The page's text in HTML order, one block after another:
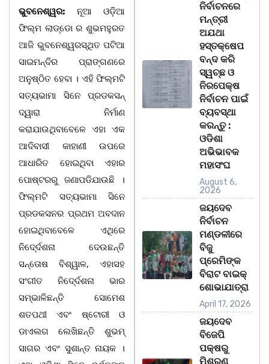
ଭୁବନେଶ୍ୱର: ନୂଆ ଓଡ଼ିଆ
ଫିଲ୍ମ ଲାଡ୍ଡୋ ର ଶୁଭମହୁରତ
ଆଜି ଭୁବନେଶ୍ୱରସ୍ଥିତ ପଟିଆ
ସାଇମନ୍ଦିର ପ୍ରାଙ୍ଗଣରେ
ଅନୁଷ୍ଠିତ ହେବା । ଏହି ଫିଲ୍ମଟି
ସତ୍ୟଭାମା ସିନେ ପ୍ରଡକସନ୍
ଦ୍ୱାରା ନିର୍ମାଣ
କରାଯାଉଥିବାବେଳେ ଏହା ଏକ
ଆଦିବାସୀ କାହାଣୀ ଉପରେ
ଆଧାରିତ ହୋଇଥିବା ଏହାର
ପୋଷ୍ଟରରୁ ଜଣାପଡିଯାଉଛି ।
ଫିଲ୍ମଟି ସତ୍ୟଭାମା ସିନେ
ପ୍ରଡକସନର ପ୍ରଥମ ଅବଦାନ
ହୋଇଥିବାବେଳେ ଏଥିରେ
ନିଦେ୍ର୍ଦଶନା ଦେଉଛନ୍ତି
ସନ୍ତୋଷ ବିଶ୍ୱାଳ, ଏହାସହ
ସଂଗୀତ ନିଦେ୍ର୍ଦଶନା ଭାର
ସମ୍ଭାଳିଛନ୍ତି ସୋମେଶ
ଶତପଥୀ ଏବଂ ଷ୍ଟୋରୀ ଓ
ଡାଏଲଗ ଲେଖିଛନ୍ତି ଶୁଭମ୍
ସାଗର ଏବଂ ସୁଶାନ୍ତ ନାୟକ ।
ନିର୍ବାଚନରେ
ମନ୍ତ୍ରୀ
ଅଯଥା
ହସ୍ତକ୍ଷେପ
ବନ୍ଦ କରି
ସ୍ୱଚ୍ଛ ଓ
ନିରପେକ୍ଷ
ନିର୍ବାଚନ ପାଇଁ
ବ୍ୟବସ୍ଥା
କରନ୍ତୁ :
ଓଡିଶା
ଅଭିଭାବକ
ମହାସଂଘ
August 6,
2026
ଜୟଦେବ
ନିର୍ବାଚନ
ମଣ୍ଡଳୀରେ
ବିଜୁ
ପ୍ରେମିଙ୍କ
ବିରାଟ ବାଇକ୍
ଶୋଭାଯାତ୍ରା
April 17, 2026
ଜୟଦେବ
ବିଜେପି
ପକ୍ଷରୁ
ମିଶ୍ରଣ